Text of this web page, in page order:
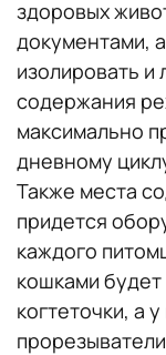
здоровых
документами,
изолировать и
содержания
максимально
дневному
Также места
придется
каждого
кошками
когтеточки, а